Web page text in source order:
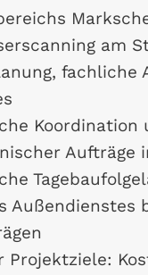
am
Koordination
Aufträge
Außendienstes